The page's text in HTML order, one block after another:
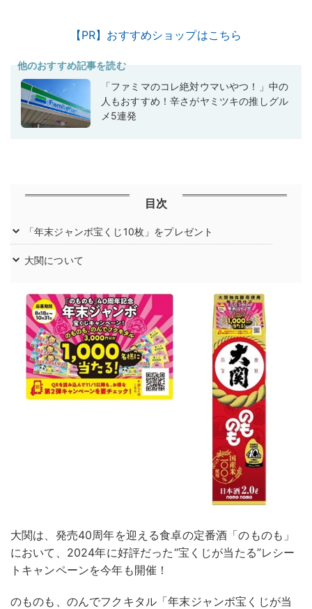
【PR】おすすめショップはこちら
他のおすすめ記事を読む
「ファミマのコレ絶対ウマいやつ！」中の
人もおすすめ！辛さがヤミツキの推しグル
メ5連発
目次
「年末ジャンボ宝くじ10枚」をプレゼント
大関について
大関は、発売40周年を迎える食卓の定番酒「のものも」
において、2024年に好評だった“宝くじが当たる”レシー
トキャンペーンを今年も開催！
のものも、のんでフクキタル「年末ジャンボ宝くじが当